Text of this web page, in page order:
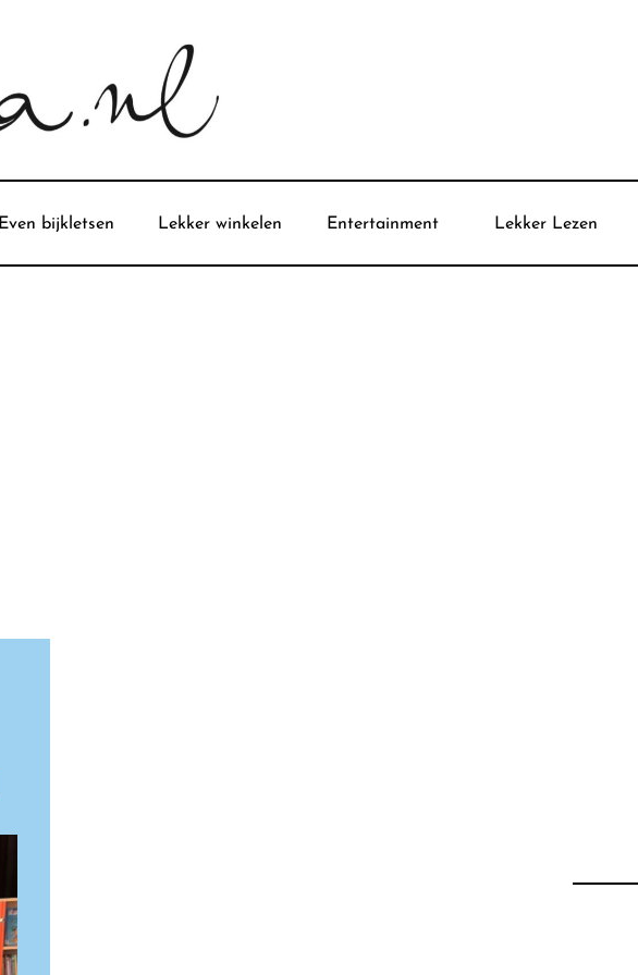
Even bijkletsen Lekker winkelen Entertainment Lekker Lezen